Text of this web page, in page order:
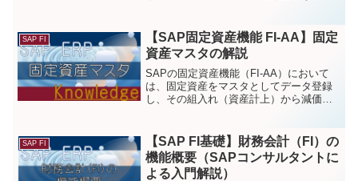
定させた月には、それ以上実績を入力で
きないようにする必要がある。これが期
間締めである。
SAP FI
【SAP固定資産機能 FI-AA】固定
資産マスタの解説
SAPの固定資産機能（FI-AA）において
は、固定資産をマスタとしてデータ登録
し、その組入れ（資産計上）から減価償
っている。 この記事では固定資産マスタ
の登録、および固定資産にかかわる各種
処理について解説する。
SAP FI
【SAP FI基礎】財務会計（FI）の
機能概要（SAPコンサルタントに
よる入門解説）